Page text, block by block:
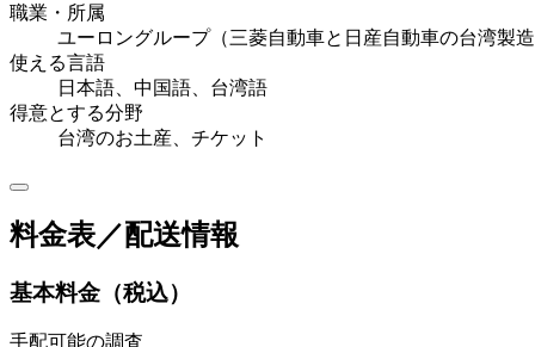
職業・所属
ユーロングループ（三菱自動車と日産自動車の台湾製
使える言語
日本語、中国語、台湾語
得意とする分野
台湾のお土産、チケット
料金表／配送情報
基本料金（税込）
手配可能の調査